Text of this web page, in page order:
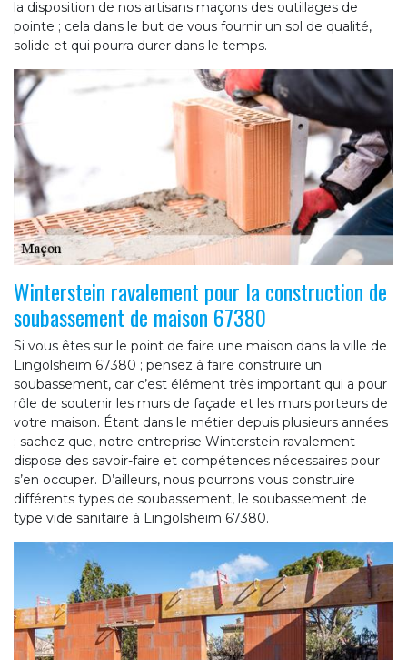
la disposition de nos artisans maçons des outillages de
pointe ; cela dans le but de vous fournir un sol de qualité,
solide et qui pourra durer dans le temps.
Winterstein ravalement pour la construction de
soubassement de maison 67380
Si vous êtes sur le point de faire une maison dans la ville de
Lingolsheim 67380 ; pensez à faire construire un
soubassement, car c’est élément très important qui a pour
rôle de soutenir les murs de façade et les murs porteurs de
votre maison. Étant dans le métier depuis plusieurs années
; sachez que, notre entreprise Winterstein ravalement
dispose des savoir-faire et compétences nécessaires pour
s’en occuper. D’ailleurs, nous pourrons vous construire
différents types de soubassement, le soubassement de
type vide sanitaire à Lingolsheim 67380.